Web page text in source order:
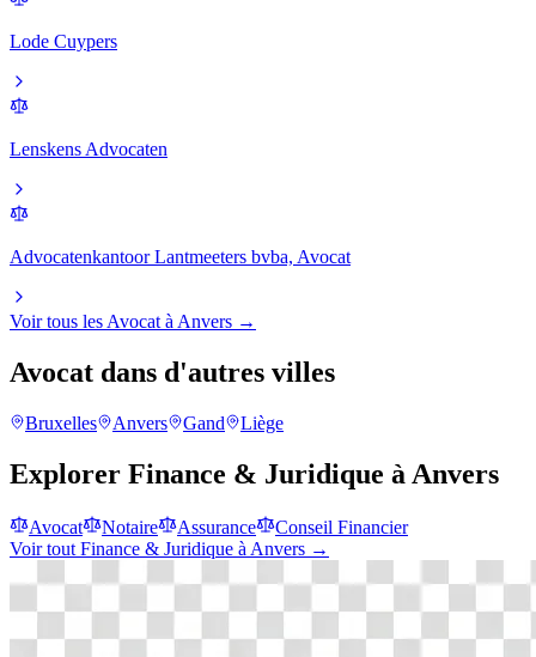
Lode Cuypers
Lenskens Advocaten
Advocatenkantoor Lantmeeters bvba, Avocat
Voir tous les Avocat à Anvers →
Avocat dans d'autres villes
Bruxelles Anvers Gand Liège
Explorer Finance & Juridique à Anvers
Avocat Notaire Assurance
Conseil Financier
Voir tout Finance & Juridique à Anvers →